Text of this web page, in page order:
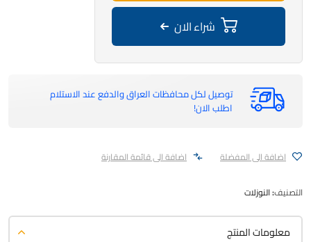
شراء الان
توصيل لكل محافظات العراق والدفع عند الاستلام
اطلب الان!
اضافة الى المفضلة اضافة الى قائمة المقارنة
التصنيف:النوزلات
معلومات المنتج